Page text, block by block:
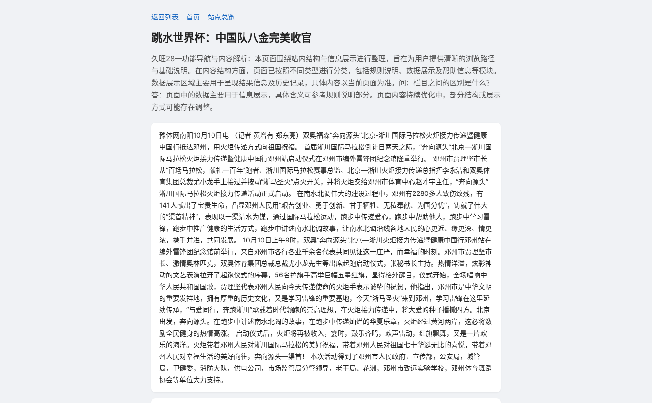
返回列表 首页 站点总览
跳水世界杯：中国队八金完美收官
久旺28—功能导航与内容解析：本页面围绕站内结构与信息展示进行整理，旨在为用户提供清晰的浏览路径
与基础说明。在内容结构方面，页面已按照不同类型进行分类，包括规则说明、数据展示及帮助信息等模块。
数据展示区域主要用于呈现结果信息及历史记录，具体内容以当前页面为准。问：栏目之间的区别是什么？
答：页面中的数据主要用于信息展示，具体含义可参考规则说明部分。页面内容持续优化中，部分结构或展示
方式可能存在调整。
豫体网南阳10月10日电 （记者 黄增有 郑东亮）双奥福森“奔向源头”北京-淅川国际马拉松火炬接力传递暨健康
中国行抵达邓州，用火炬传递方式向祖国祝福。 首届淅川国际马拉松倒计日两天之际，“奔向源头”北京—淅川国
际马拉松火炬接力传递暨健康中国行邓州站启动仪式在邓州市编外雷锋团纪念馆隆重举行。 邓州市贾理坚市长
从“百场马拉松，献礼一百年”跑者、淅川国际马拉松赛事总监、北京—淅川火炬接力传递总指挥李永洁和双奥体
育集团总裁尤小龙手上接过并按动“淅马圣火”点火开关，并将火炬交给邓州市体育中心赵才宇主任，“奔向源头”
淅川国际马拉松火炬接力传递活动正式启动。 在南水北调伟大的建设过程中，邓州有2280多人致伤致残，有
141人献出了宝贵生命，凸显邓州人民用“艰苦创业、勇于创新、甘于牺牲、无私奉献、为国分忧”，铸就了伟大
的“渠首精神”，表现以一渠清水为媒，通过国际马拉松运动，跑步中传递爱心，跑步中帮助他人，跑步中学习雷
锋，跑步中推广健康的生活方式，跑步中讲述南水北调故事，让南水北调沿线各地人民的心更近、缘更深、情更
浓，携手并进，共同发展。 10月10日上午9时，双奥“奔向源头”北京—淅川火炬接力传递暨健康中国行邓州站在
编外雷锋团纪念馆前举行，来自邓州市各行各业千余名代表共同见证这一庄严，而幸福的时刻。邓州市贾理坚市
长、激情奥林匹克，双奥体育集团总裁总裁尤小龙先生等出席起跑启动仪式，张秘书长主持。热情洋溢，炫彩神
动的文艺表演拉开了起跑仪式的序幕，56名护旗手高举巨幅五星红旗，显得格外醒目，仪式开始，全场唱响中
华人民共和国国歌，贾理坚代表邓州人民向今天传递使命的火炬手表示诚挚的祝贺，他指出，邓州市是中华文明
的重要发祥地，拥有厚重的历史文化，又是学习雷锋的重要基地，今天“淅马圣火”来到邓州，学习雷锋在这里延
续传承，“与爱同行，奔跑淅川”承载着时代领跑的崇高理想，在火炬接力传递中，将大爱的种子播撒四方。北京
出发，奔向源头。在跑步中讲述南水北调的故事，在跑步中传递灿烂的华夏乐章，火炬经过黄河两岸，这必将激
励全民健身的热情高涨。 启动仪式后，火炬将再被收入，霎时，鼓乐齐鸣，欢声雷动，红旗飘舞，又是一片欢
乐的海洋。火炬带着邓州人民对淅川国际马拉松的美好祝福，带着邓州人民对祖国七十华诞无比的喜悦，带着邓
州人民对幸福生活的美好向往，奔向源头—渠首！ 本次活动得到了邓州市人民政府，宣传部，公安局，城管
局，卫健委，消防大队，供电公司，市场监管局分管领导，老干局、花洲，邓州市致远实验学校，邓州体育舞蹈
协会等单位大力支持。